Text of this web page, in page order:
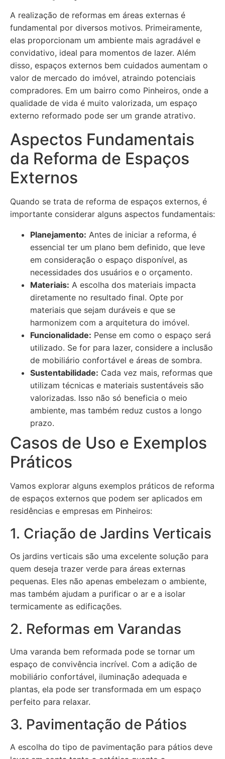
A realização de reformas em áreas externas é
fundamental por diversos motivos. Primeiramente,
elas proporcionam um ambiente mais agradável e
convidativo, ideal para momentos de lazer. Além
disso, espaços externos bem cuidados aumentam o
valor de mercado do imóvel, atraindo potenciais
compradores. Em um bairro como Pinheiros, onde a
qualidade de vida é muito valorizada, um espaço
externo reformado pode ser um grande atrativo.
Aspectos Fundamentais
da Reforma de Espaços
Externos
Quando se trata de reforma de espaços externos, é
importante considerar alguns aspectos fundamentais:
Planejamento: Antes de iniciar a reforma, é
essencial ter um plano bem definido, que leve
em consideração o espaço disponível, as
necessidades dos usuários e o orçamento.
Materiais: A escolha dos materiais impacta
diretamente no resultado final. Opte por
materiais que sejam duráveis e que se
harmonizem com a arquitetura do imóvel.
Funcionalidade: Pense em como o espaço será
utilizado. Se for para lazer, considere a inclusão
de mobiliário confortável e áreas de sombra.
Sustentabilidade: Cada vez mais, reformas que
utilizam técnicas e materiais sustentáveis são
valorizadas. Isso não só beneficia o meio
ambiente, mas também reduz custos a longo
prazo.
Casos de Uso e Exemplos
Práticos
Vamos explorar alguns exemplos práticos de reforma
de espaços externos que podem ser aplicados em
residências e empresas em Pinheiros:
1. Criação de Jardins Verticais
Os jardins verticais são uma excelente solução para
quem deseja trazer verde para áreas externas
pequenas. Eles não apenas embelezam o ambiente,
mas também ajudam a purificar o ar e a isolar
termicamente as edificações.
2. Reformas em Varandas
Uma varanda bem reformada pode se tornar um
espaço de convivência incrível. Com a adição de
mobiliário confortável, iluminação adequada e
plantas, ela pode ser transformada em um espaço
perfeito para relaxar.
3. Pavimentação de Pátios
A escolha do tipo de pavimentação para pátios deve